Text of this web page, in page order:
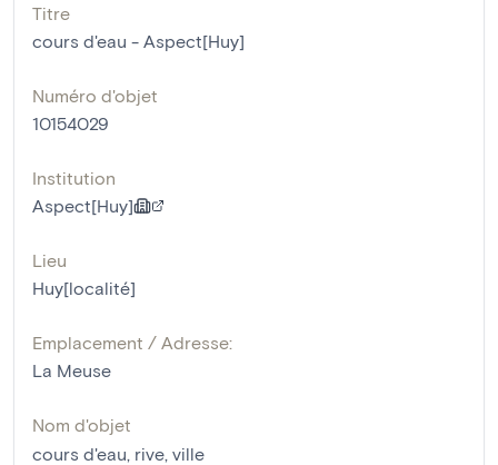
Titre
cours d'eau - Aspect[Huy]
Numéro d'objet
10154029
Institution
Aspect[Huy]
Lieu
Huy[localité]
Emplacement / Adresse:
La Meuse
Nom d'objet
cours d'eau rive ville